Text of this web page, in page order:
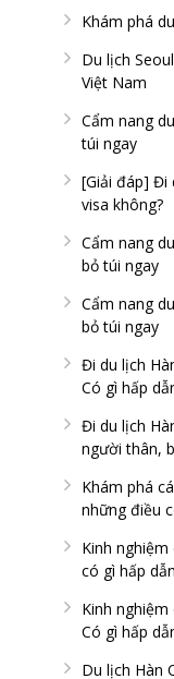
Khám phá
Du lịch
Việt Nam
Cẩm nang
túi ngay
[Giải đáp] Đi
visa không?
Cẩm nang
bỏ túi ngay
Cẩm nang
bỏ túi ngay
Đi du lịch
Có gì hấp
Đi du lịch
người thân,
Khám phá
những điều
Kinh nghiệm
có gì hấp
Kinh
Có gì hấp
Du lịch Hàn